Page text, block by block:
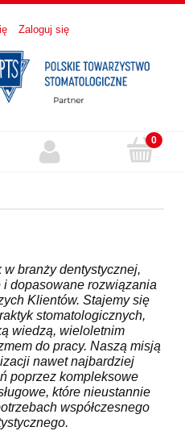
Zaloguj się
branży dentystycznej,
dopasowane rozwiązania
Klientów. Stajemy się
stomatologicznych,
wiedzą, wieloletnim
do pracy. Naszą misją
nawet najbardziej
poprzez kompleksowe
które nieustannie
współczesnego